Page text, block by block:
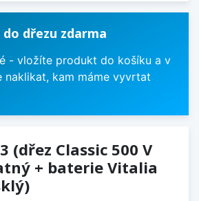
dřezu zdarma
- vložíte produkt do košíku a v
naklikat, kam máme vyvrtat
(dřez Classic 500 V
+ baterie Vitalia